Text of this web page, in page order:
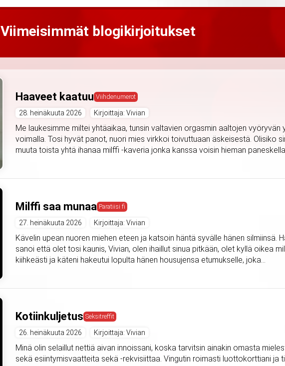
Viimeisimmät blogikirjoitukset
Haaveet kaatuu Viihdenumerot
28. heinäkuuta 2026 Kirjoittaja: Vivian
Me laukesimme miltei yhtäaikaa, tunsin valtavien orgasmin aaltojen vyöryvän
voimalla. Tosi hyvät panot, nuori mies virkkoi toivuttuaan äskeisestä. Olisiko
muuta toista yhtä ihanaa milffi -kaveria jonka kanssa voisin hieman
Milffi saa munaa Paratiisi fi
27. heinäkuuta 2026 Kirjoittaja: Vivian
Kävelin upean nuoren miehen eteen ja katsoin häntä syvälle hänen silmiinsä.
sanoi että olet tosi kaunis, Vivian, olen ihaillut sinua pitkään, olet kyllä oikea
kiihkeästi ja käteni hakeutui lopulta hänen housujensa etumukselle, joka...
Kotiinkuljetus Seksitreffit
26. heinäkuuta 2026 Kirjoittaja: Vivian
Minä olin selaillut nettiä aivan innoissani, koska tarvitsin ainakin omasta
sekä esiintymisvaatteita sekä -rekvisiittaa. Vingutin roimasti luottokorttiani ja